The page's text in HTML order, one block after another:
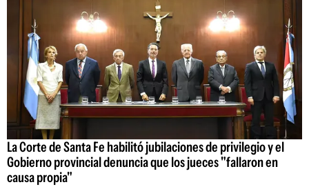
La Corte de Santa Fe habilitó jubilaciones de privilegio y el
Gobierno provincial denuncia que los jueces "fallaron en
causa propia"